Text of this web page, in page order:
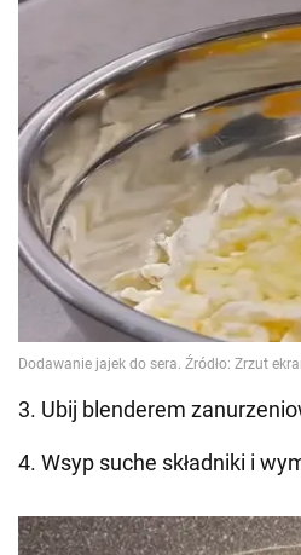
3. Ubij blenderem
4. Wsyp suche składniki i